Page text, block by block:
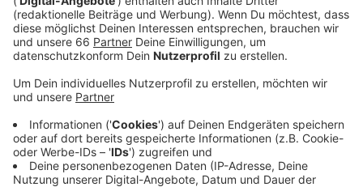
Veröffentlicht:Dienstag, 09.03.2021 05:40
Anzeige
Diese Allgemeinverfügung regelt - zumindest in der
Theorie - dass auch hier in Düsseldorf unter anderem
Apotheken und private Testzentren die neuen,
kostenlosen Schnelltests anbieten können. Die